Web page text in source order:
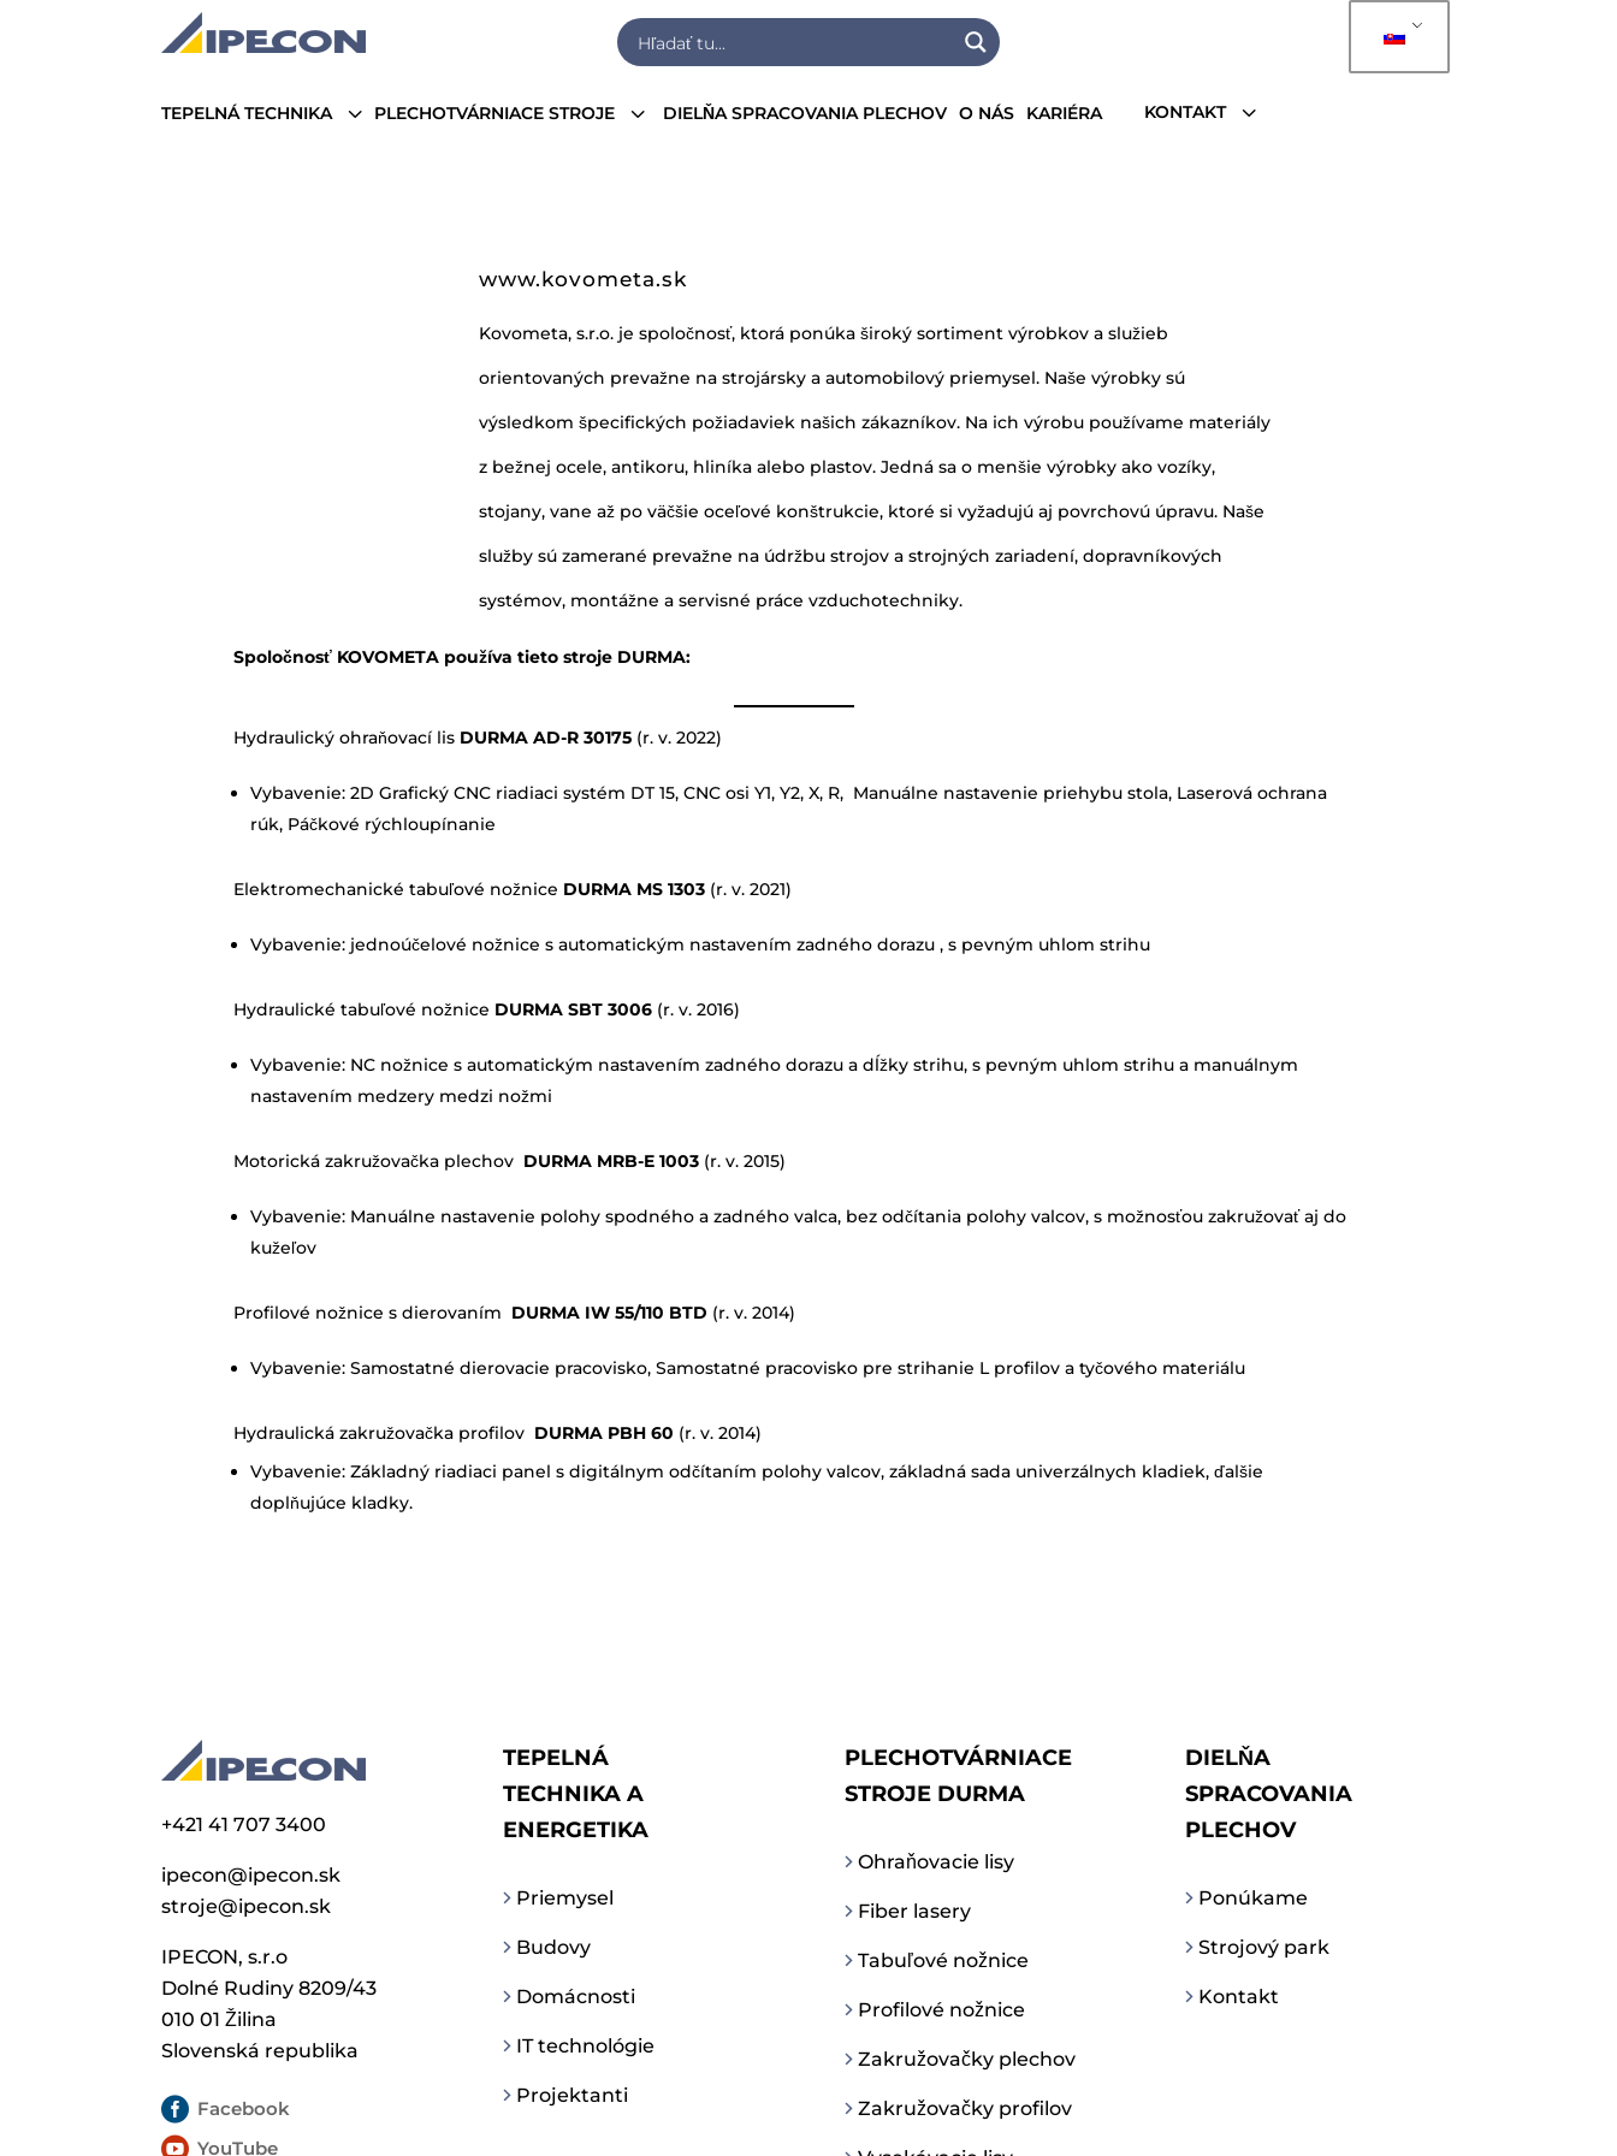
3
TEPELNÁ TECHNIKA 3
PLECHOTVÁRNIACE STROJE DIELŇA SPRACOVANIA PLECHOV O NÁS KARIÉRA 3
KONTAKT
www.kovometa.sk
Kovometa, s.r.o. je spoločnosť, ktorá ponúka široký sortiment výrobkov a služieb
orientovaných prevažne na strojársky a automobilový priemysel. Naše výrobky sú
výsledkom špecifických požiadaviek našich zákazníkov. Na ich výrobu používame materiály
z bežnej ocele, antikoru, hliníka alebo plastov. Jedná sa o menšie výrobky ako vozíky,
stojany, vane až po väčšie oceľové konštrukcie, ktoré si vyžadujú aj povrchovú úpravu. Naše
služby sú zamerané prevažne na údržbu strojov a strojných zariadení, dopravníkových
systémov, montážne a servisné práce vzduchotechniky.
Spoločnosť KOVOMETA používa tieto stroje DURMA:
Hydraulický ohraňovací lis DURMA AD-R 30175 (r. v. 2022)
Vybavenie: 2D Grafický CNC riadiaci systém DT 15, CNC osi Y1, Y2, X, R, Manuálne nastavenie priehybu stola, Laserová ochrana
rúk, Páčkové rýchloupínanie
Elektromechanické tabuľové nožnice DURMA MS 1303 (r. v. 2021)
Vybavenie: jednoúčelové nožnice s automatickým nastavením zadného dorazu , s pevným uhlom strihu
Hydraulické tabuľové nožnice DURMA SBT 3006 (r. v. 2016)
Vybavenie: NC nožnice s automatickým nastavením zadného dorazu a dĺžky strihu, s pevným uhlom strihu a manuálnym
nastavením medzery medzi nožmi
Motorická zakružovačka plechov DURMA MRB-E 1003 (r. v. 2015)
Vybavenie: Manuálne nastavenie polohy spodného a zadného valca, bez odčítania polohy valcov, s možnosťou zakružovať aj do
kužeľov
Profilové nožnice s dierovaním DURMA IW 55/110 BTD (r. v. 2014)
Vybavenie: Samostatné dierovacie pracovisko, Samostatné pracovisko pre strihanie L profilov a tyčového materiálu
Hydraulická zakružovačka profilov DURMA PBH 60 (r. v. 2014)
Vybavenie: Základný riadiaci panel s digitálnym odčítaním polohy valcov, základná sada univerzálnych kladiek, ďalšie
doplňujúce kladky.
+421 41 707 3400
ipecon@ipecon.sk
stroje@ipecon.sk
IPECON, s.r.o
Dolné Rudiny 8209/43
010 01 Žilina
Slovenská republika
 Facebook
 YouTube
TEPELNÁ
TECHNIKA A
ENERGETIKA
Priemysel
Budovy
Domácnosti
IT technológie
Projektanti
PLECHOTVÁRNIACE
STROJE DURMA
Ohraňovacie lisy
Fiber lasery
Tabuľové nožnice
Profilové nožnice
Zakružovačky plechov
Zakružovačky profilov
DIELŇA
SPRACOVANIA
PLECHOV
Ponúkame
Strojový park
Kontakt